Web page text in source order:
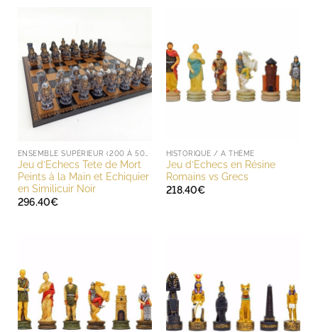
Jeu d’Echecs Tete de Mort
Peints à la Main et Echiquier
en Similicuir Noir
296.40€
HISTORIQUE / A THÈME
Jeu d’Echecs en Résine
Romains vs Grecs
218.40€